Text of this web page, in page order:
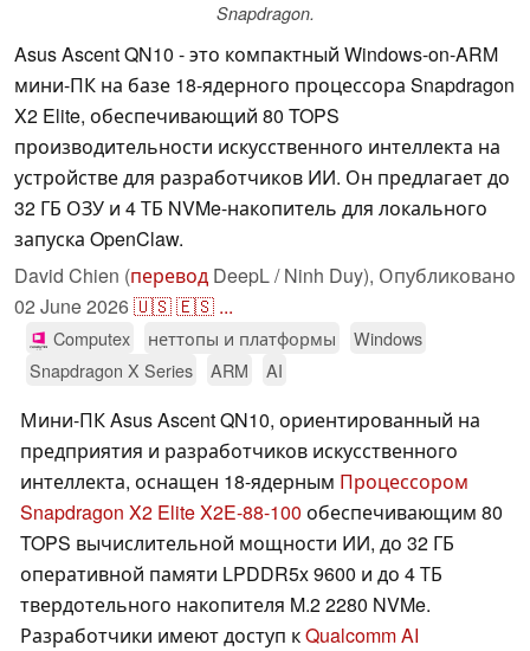
Snapdragon.
Asus Ascent QN10 - это компактный Windows-on-ARM
мини-ПК на базе 18-ядерного процессора Snapdragon
X2 Elite, обеспечивающий 80 TOPS
производительности искусственного интеллекта на
устройстве для разработчиков ИИ. Он предлагает до
32 ГБ ОЗУ и 4 ТБ NVMe-накопитель для локального
запуска OpenClaw.
David Chien (перевод DeepL / Ninh Duy), Опубликовано
02 June 2026🇺🇸🇪🇸 ...
Computex неттопы и платформы
Windows
Snapdragon X Series
ARM AI
Мини-ПК Asus Ascent QN10, ориентированный на
предприятия и разработчиков искусственного
интеллекта, оснащен 18-ядерным Процессором
Snapdragon X2 Elite X2E-88-100 обеспечивающим 80
TOPS вычислительной мощности ИИ, до 32 ГБ
оперативной памяти LPDDR5x 9600 и до 4 ТБ
твердотельного накопителя M.2 2280 NVMe.
Разработчики имеют доступ кQualcomm AI